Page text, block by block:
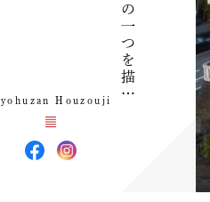
の
一
つ
を
描
…
Houzouji